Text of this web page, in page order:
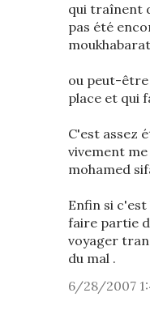
qui traînent
pas été
ou peut-être
place et qui
C'est assez
vivement
mohamed
Enfin si c'est
faire partie
voyager
du mal .
6/28/2007